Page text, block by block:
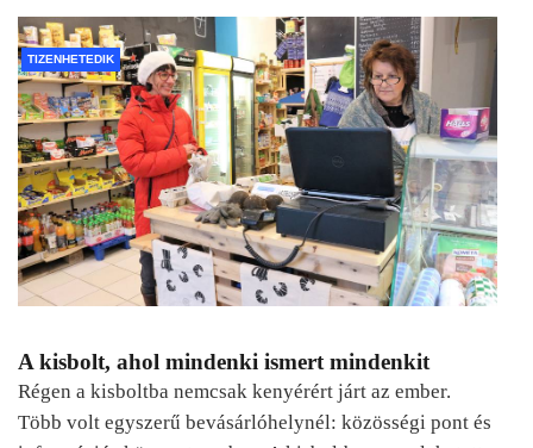
TIZENHETEDIK
A kisbolt, ahol mindenki ismert mindenkit
Régen a kisboltba nemcsak kenyérért járt az ember.
Több volt egyszerű bevásárlóhelynél: közösségi pont és